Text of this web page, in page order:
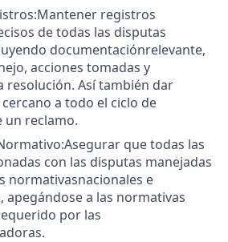
registros
de todas las disputas
documentaciónrelevante,
acciones tomadas y
resolución. Así también dar
a todo el ciclo de
un reclamo.
que todas las
con las disputas manejadas
normativasnacionales e
apegándose a las normativas
por las